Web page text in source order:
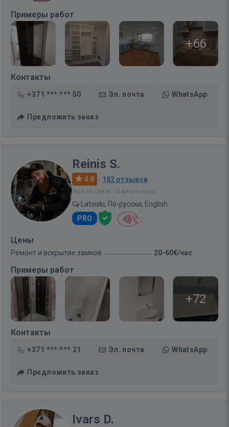
Примеры работ
+66
Контакты
+371 *** *** 50 Эл. почта WhatsApp
Предложить заказ
Reinis S.
4.8 · 182 отзывов
Был на сайте: 15 минут назад
Latviski, По-русски, English
PRO
Цены
Ремонт и вскрытие замков 20-60€/час
Примеры работ
+72
Контакты
+371 *** *** 21 Эл. почта WhatsApp
Предложить заказ
Ivars D.